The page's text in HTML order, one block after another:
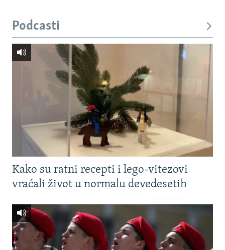
Podcasti
Kako su ratni recepti i lego-vitezovi
vraćali život u normalu devedesetih